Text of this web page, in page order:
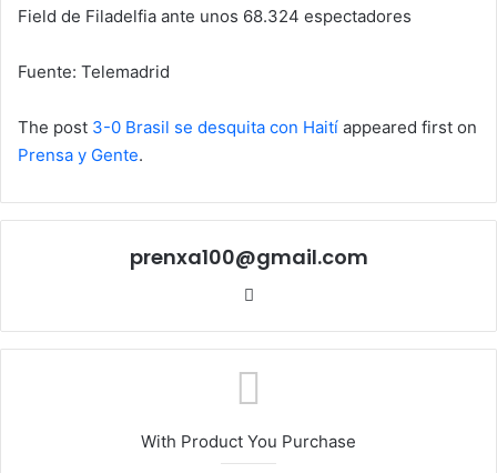
Field de Filadelfia ante unos 68.324 espectadores
Fuente: Telemadrid
The post 3-0 Brasil se desquita con Haití appeared first on
Prensa y Gente.
prenxa100@gmail.com
With Product You Purchase